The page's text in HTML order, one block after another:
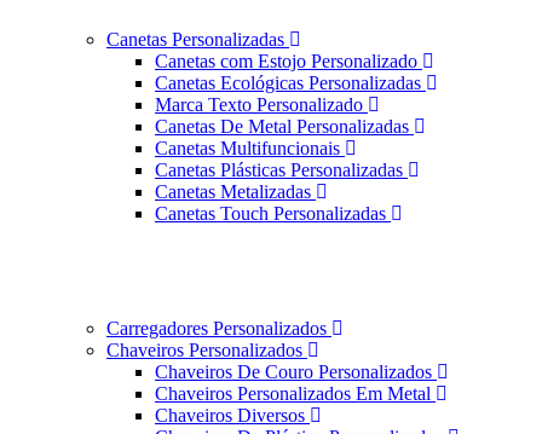
Canetas Personalizadas
Canetas com Estojo Personalizado
Canetas Ecológicas Personalizadas
Marca Texto Personalizado
Canetas De Metal Personalizadas
Canetas Multifuncionais
Canetas Plásticas Personalizadas
Canetas Metalizadas
Canetas Touch Personalizadas
Carregadores Personalizados
Chaveiros Personalizados
Chaveiros De Couro Personalizados
Chaveiros Personalizados Em Metal
Chaveiros Diversos